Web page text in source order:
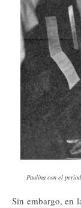
Paulina con el
Sin embargo, en